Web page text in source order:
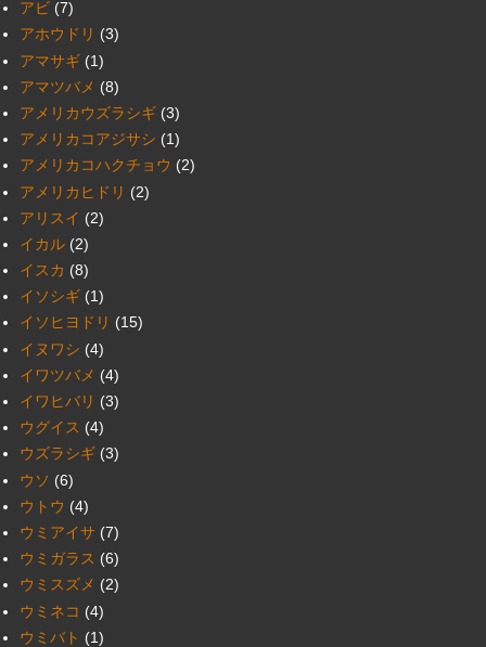
アビ (7)
アホウドリ (3)
アマサギ (1)
アマツバメ (8)
アメリカウズラシギ (3)
アメリカコアジサシ (1)
アメリカコハクチョウ (2)
アメリカヒドリ (2)
アリスイ (2)
イカル (2)
イスカ (8)
イソシギ (1)
イソヒヨドリ (15)
イヌワシ (4)
イワツバメ (4)
イワヒバリ (3)
ウグイス (4)
ウズラシギ (3)
ウソ (6)
ウトウ (4)
ウミアイサ (7)
ウミガラス (6)
ウミスズメ (2)
ウミネコ (4)
ウミバト (1)